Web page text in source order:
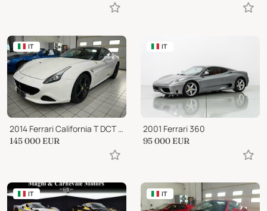
IT
2014 Ferrari California T DCT |FERRARI APPROVED| IVA ESPOSTA
145 000 EUR
IT
2001 Ferrari 360
95 000 EUR
IT IT